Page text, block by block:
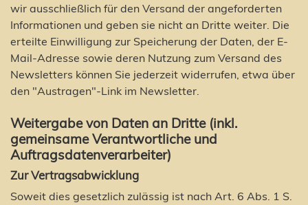
wir ausschließlich für den Versand der angeforderten
Informationen und geben sie nicht an Dritte weiter. Die
erteilte Einwilligung zur Speicherung der Daten, der E-
Mail-Adresse sowie deren Nutzung zum Versand des
Newsletters können Sie jederzeit widerrufen, etwa über
den "Austragen"-Link im Newsletter.
Weitergabe von Daten an Dritte (inkl.
gemeinsame Verantwortliche und
Auftragsdatenverarbeiter)
Zur Vertragsabwicklung
Soweit dies gesetzlich zulässig ist nach Art. 6 Abs. 1 S.